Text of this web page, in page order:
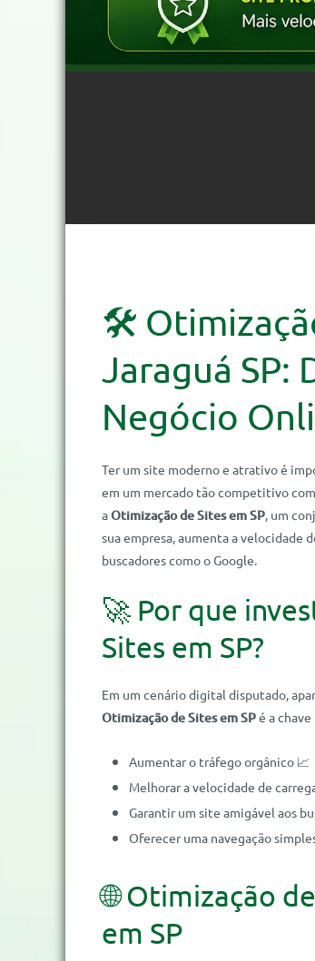
🛠️
Jaraguá SP:
Negócio
Ter um site moderno e atrativo é
em um mercado tão competitivo
aOtimização de Sites em SP, um
sua empresa, aumenta a velocidade
buscadores como o Google.
🚀 Por que
Sites em SP?
Em um cenário digital disputado,
Otimização de Sites em SPé a chave
Aumentar o tráfego orgânico 📈
Melhorar a velocidade de
Garantir um site amigável aos
Oferecer uma navegação
🌐 Otimização
em SP